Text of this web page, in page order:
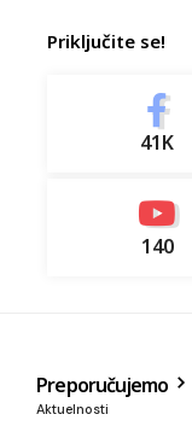
Priključite se!
41K
140
Preporučujemo
Aktuelnosti